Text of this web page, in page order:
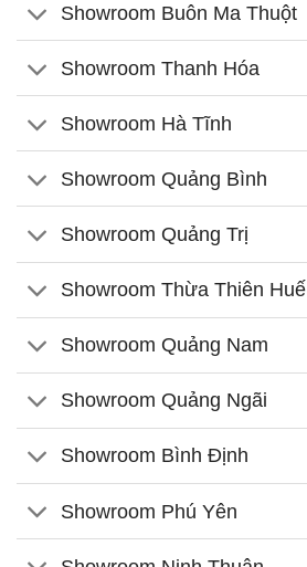
Showroom Buôn Ma Thuột
Showroom Thanh Hóa
Showroom Hà Tĩnh
Showroom Quảng Bình
Showroom Quảng Trị
Showroom Thừa Thiên Huế
Showroom Quảng Nam
Showroom Quảng Ngãi
Showroom Bình Định
Showroom Phú Yên